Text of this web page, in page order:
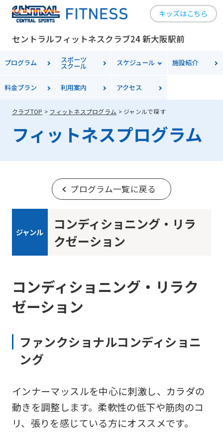
キッズはこちら
セントラルフィットネスクラブ24 新大阪駅前
プログラム スポーツ
スクール スケジュール 施設紹介
料金プラン 利用案内 アクセス
クラブTOP フィットネスプログラム ジャンルで探す
フィットネスプログラム
プログラム一覧に戻る
ジャンル
コンディショニング・リラ
クゼーション
コンディショニング・リラク
ゼーション
ファンクショナルコンディショニ
ング
インナーマッスルを中心に刺激し、カラダの
動きを調整します。柔軟性の低下や筋肉のコ
リ、張りを感じている方にオススメです。
For
foreigners